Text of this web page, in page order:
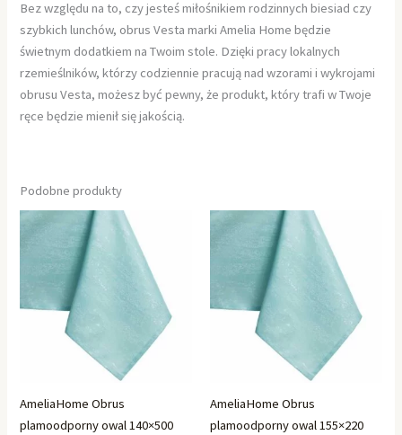
Bez względu na to, czy jesteś miłośnikiem rodzinnych biesiad czy
szybkich lunchów, obrus Vesta marki Amelia Home będzie
świetnym dodatkiem na Twoim stole. Dzięki pracy lokalnych
rzemieślników, którzy codziennie pracują nad wzorami i wykrojami
obrusu Vesta, możesz być pewny, że produkt, który trafi w Twoje
ręce będzie mienił się jakością.
Podobne produkty
AmeliaHome Obrus
plamoodporny owal 140×500
AmeliaHome Obrus
plamoodporny owal 155×220